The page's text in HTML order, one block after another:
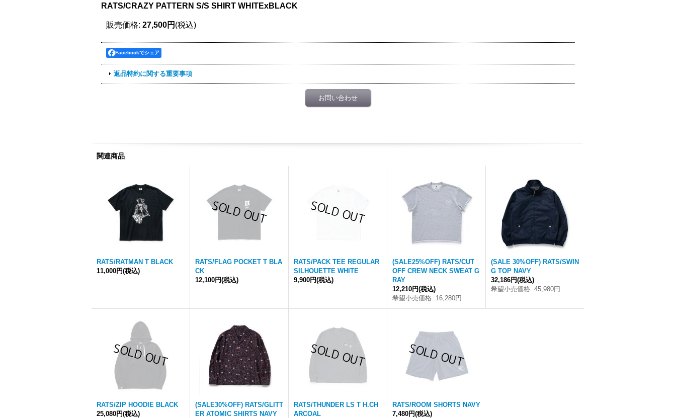
RATS/CRAZY PATTERN S/S SHIRT WHITExBLACK
販売価格: 27,500円 (税込)
Facebookでシェア
返品特約に関する重要事項
お問い合わせ
関連商品
RATS/RATMAN T BLACK
11,000円(税込)
RATS/FLAG POCKET T BLA
CK
12,100円(税込)
RATS/PACK TEE REGULAR
SILHOUETTE WHITE
9,900円(税込)
(SALE25%OFF) RATS/CUT
OFF CREW NECK SWEAT G
RAY
12,210円(税込)
希望小売価格: 16,280円
(SALE 30%OFF) RATS/SWIN
G TOP NAVY
32,186円(税込)
希望小売価格: 45,980円
RATS/ZIP HOODIE BLACK
25,080円(税込)
(SALE30%OFF) RATS/GLITT
ER ATOMIC SHIRTS NAVY
RATS/THUNDER LS T H.CH
ARCOAL
RATS/ROOM SHORTS NAVY
7,480円(税込)